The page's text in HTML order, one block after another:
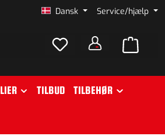
Dansk Service/hjælp
TILBUD TILBEHØR